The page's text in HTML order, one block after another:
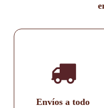
Envíos a todo